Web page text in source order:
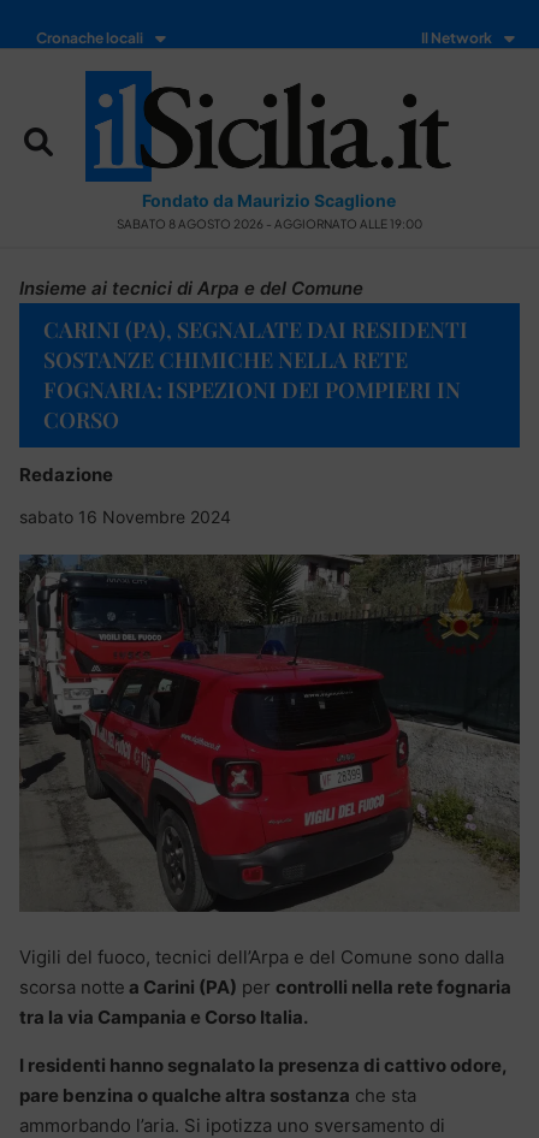
Cronache locali Il Network
Fondato da Maurizio Scaglione
SABATO 8 AGOSTO 2026 - AGGIORNATO ALLE 19:00
Insieme ai tecnici di Arpa e del Comune
CARINI (PA), SEGNALATE DAI RESIDENTI
SOSTANZE CHIMICHE NELLA RETE
FOGNARIA: ISPEZIONI DEI POMPIERI IN
CORSO
Redazione
sabato 16 Novembre 2024
Vigili del fuoco, tecnici dell’Arpa e del Comune sono dalla
scorsa notte a Carini (PA) per controlli nella rete fognaria
tra la via Campania e Corso Italia.
I residenti hanno segnalato la presenza di cattivo odore,
pare benzina o qualche altra sostanza che sta
ammorbando l’aria. Si ipotizza uno sversamento di